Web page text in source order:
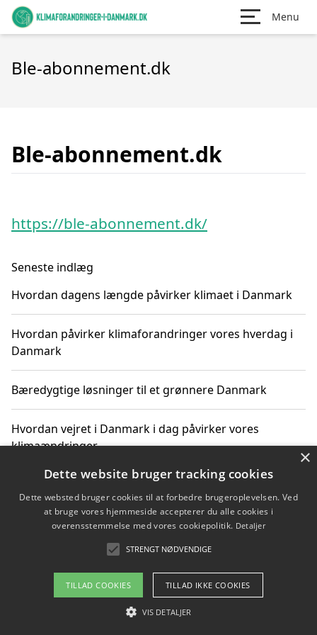
Menu
Ble-abonnement.dk
Ble-abonnement.dk
https://ble-abonnement.dk/
Seneste indlæg
Hvordan dagens længde påvirker klimaet i Danmark
Hvordan påvirker klimaforandringer vores hverdag i
Danmark
Bæredygtige løsninger til et grønnere Danmark
Hvordan vejret i Danmark i dag påvirker vores
klimaændringer
Hvordan klimaændringer påvirker danske unges
gaveønsker
Om / kontakt
Blog Betingelser
×
Dette website bruger tracking cookies
Dette websted bruger cookies til at forbedre brugeroplevelsen. Ved
at bruge vores hjemmeside accepterer du alle cookies i
overensstemmelse med vores cookiepolitik. Detaljer
STRENGT NØDVENDIGE
TILLAD COOKIES TILLAD IKKE COOKIES
VIS DETALJER